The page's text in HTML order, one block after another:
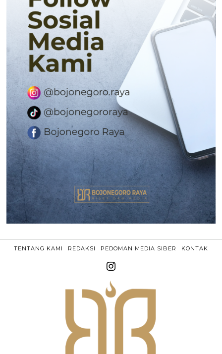
TENTANG KAMI REDAKSI PEDOMAN MEDIA SIBER KONTAK